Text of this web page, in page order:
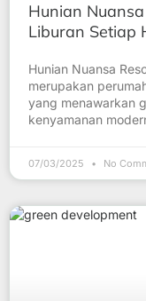
Hunian
Liburan Setiap
Hunian Nuansa
merupakan
yang menawarkan
kenyamanan
07/03/2025 No